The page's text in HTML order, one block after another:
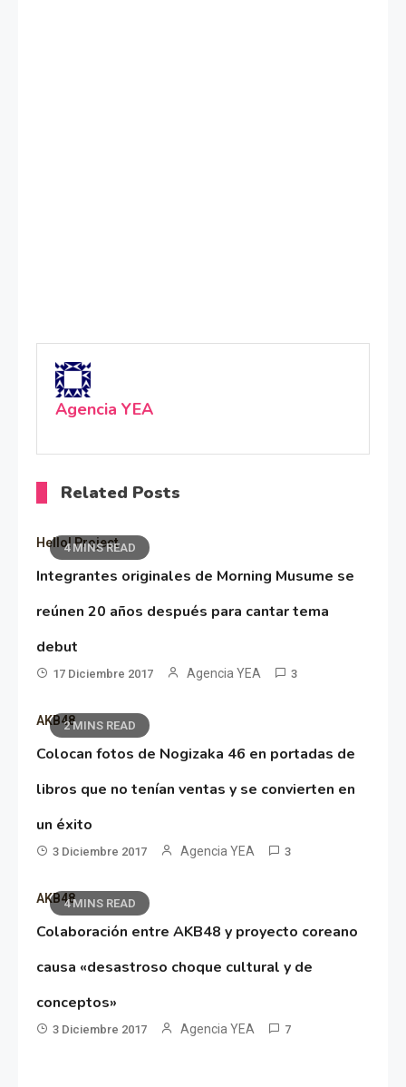
Agencia YEA
Related Posts
4 MINS READ
Hello! Project
Integrantes originales de Morning Musume se
reúnen 20 años después para cantar tema
debut
17 Diciembre 2017 Agencia YEA 3
2 MINS READ
AKB48
Colocan fotos de Nogizaka 46 en portadas de
libros que no tenían ventas y se convierten en
un éxito
3 Diciembre 2017 Agencia YEA 3
4 MINS READ
AKB48
Colaboración entre AKB48 y proyecto coreano
causa «desastroso choque cultural y de
conceptos»
3 Diciembre 2017 Agencia YEA 7